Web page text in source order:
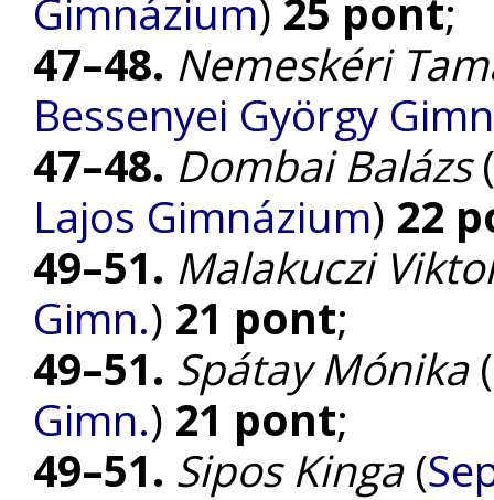
Gimnázium) 25 pont;
47–48. Nemeskéri
Bessenyei György
47–48. Dombai Balázs(
Lajos Gimnázium) 22
49–51. Malakuczi
Gimn.) 21 pont;
49–51. Spátay Mónika(
Gimn.) 21 pont;
49–51. Sipos Kinga(